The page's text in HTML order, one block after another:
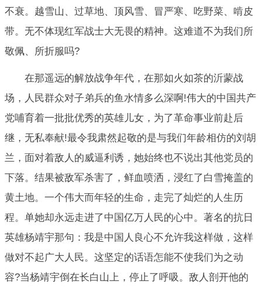
不衰。越雪山、过草地、顶风雪、冒严寒、吃野菜、啃皮
带。无不体现红军战士大无畏的精神。这难道不为我们所
敬佩、所折服吗?
在那遥远的解放战争年代，在那如火如茶的沂蒙战
场，人民群众对子弟兵的鱼水情多么深啊!伟大的中国共产
党哺育着一批批优秀的英雄儿女，为了革命事业前赴后
继，无私奉献!最令我肃然起敬的是与我们年龄相仿的刘胡
兰，面对着敌人的威逼利诱，她始终也不说出其他党员的
下落。结果被敌军杀害了，鲜血喷洒，浸红了白雪掩盖的
黄土地。一个伟大而年轻的生命，走完了灿烂的人生历
程。单她却永远走进了中国亿万人民的心中。著名的抗日
英雄杨靖宇那句：我是中国人良心不允许我这样做，这样
做对不起广大人民。这坚定的话语怎能不使我们为之动
容?当杨靖宇倒在长白山上，停止了呼吸。敌人剖开他的